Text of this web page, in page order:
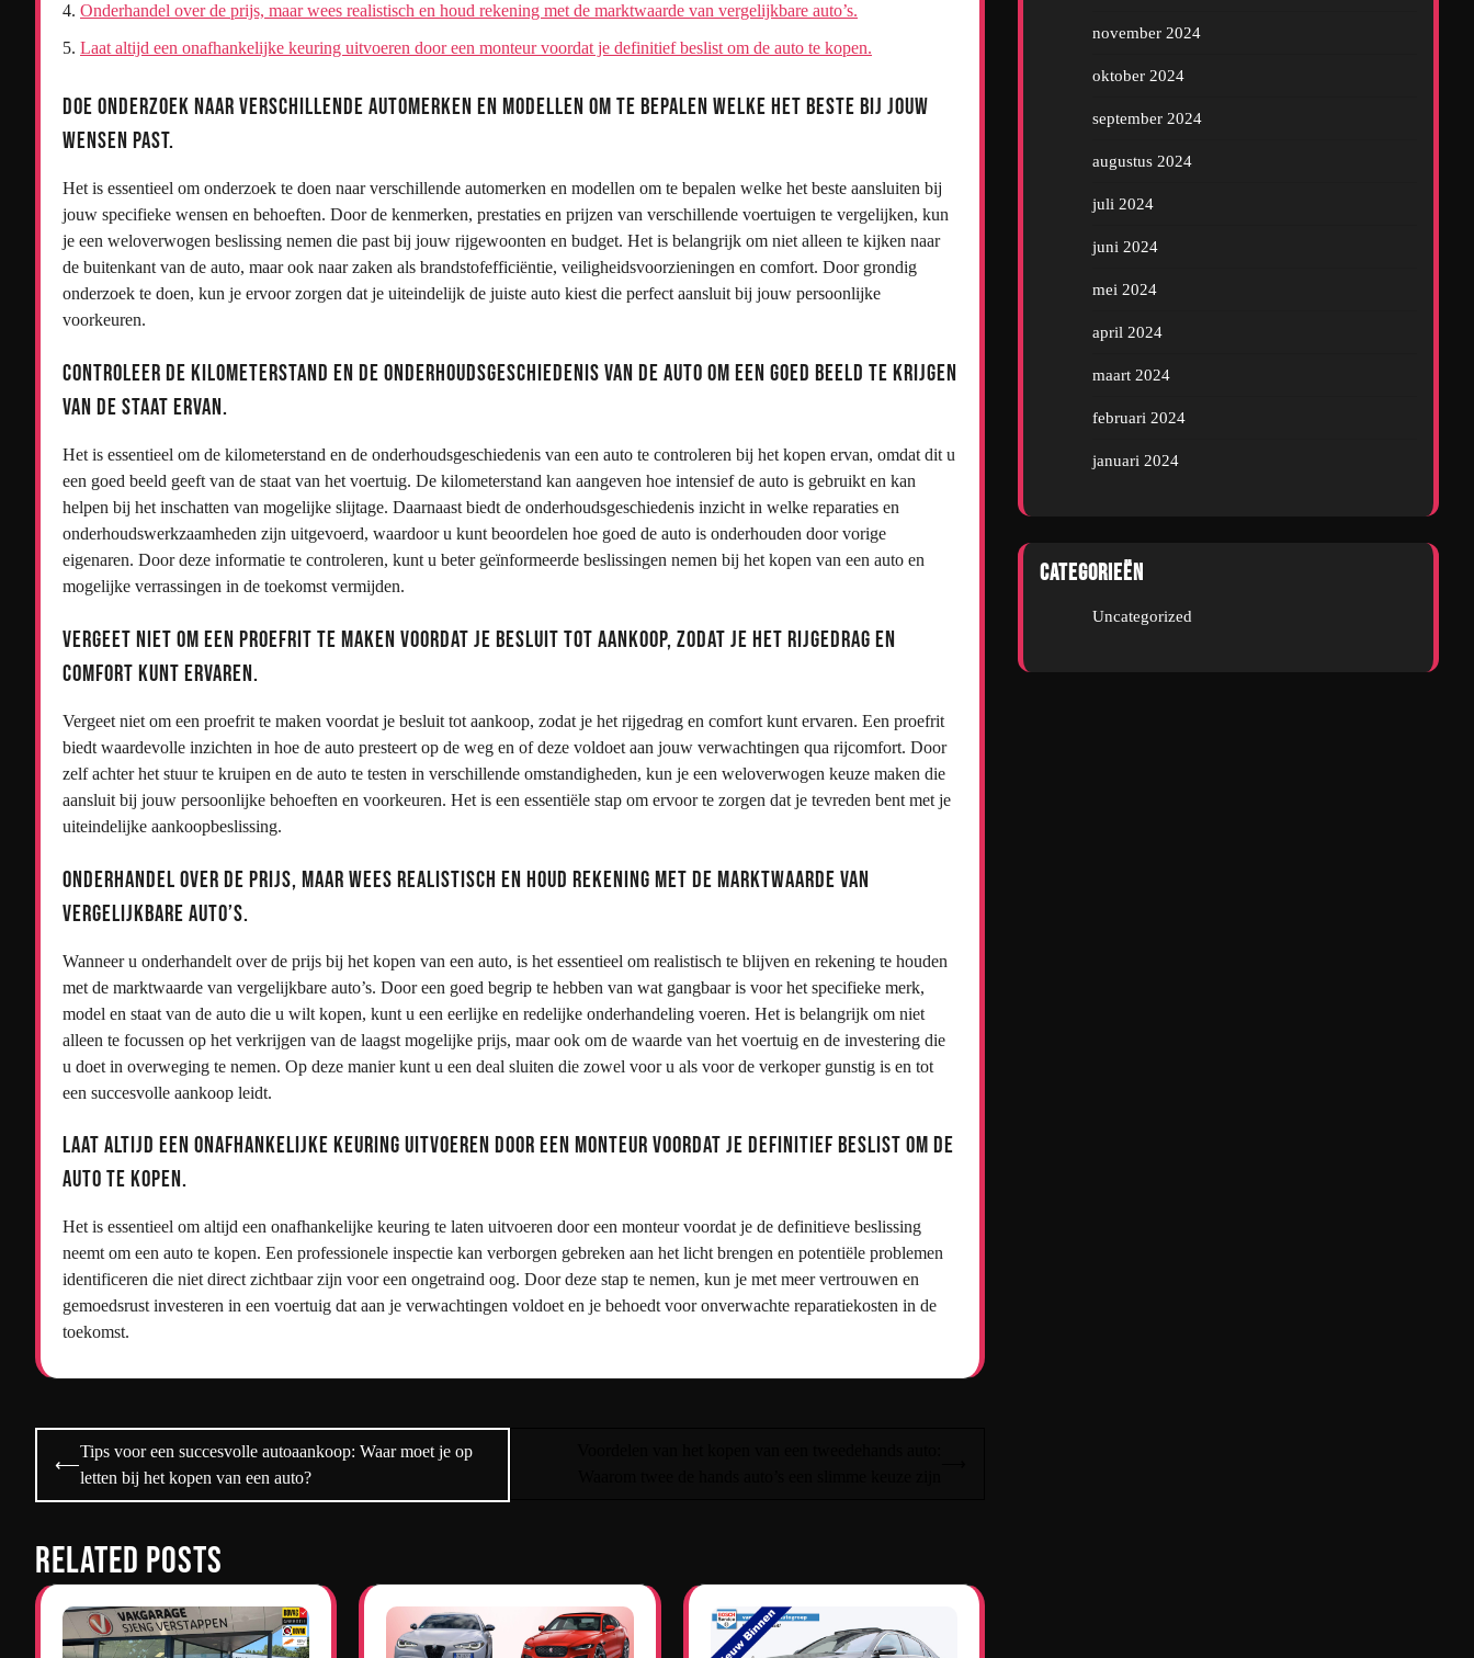
Onderhandel over de prijs, maar wees realistisch en houd rekening met de marktwaarde van vergelijkbare auto’s.
Laat altijd een onafhankelijke keuring uitvoeren door een monteur voordat je definitief beslist om de auto te kopen.
Doe onderzoek naar verschillende automerken en modellen om te bepalen welke het beste bij jouw
wensen past.
Het is essentieel om onderzoek te doen naar verschillende automerken en modellen om te bepalen welke het beste aansluiten bij
jouw specifieke wensen en behoeften. Door de kenmerken, prestaties en prijzen van verschillende voertuigen te vergelijken, kun
je een weloverwogen beslissing nemen die past bij jouw rijgewoonten en budget. Het is belangrijk om niet alleen te kijken naar
de buitenkant van de auto, maar ook naar zaken als brandstofefficiëntie, veiligheidsvoorzieningen en comfort. Door grondig
onderzoek te doen, kun je ervoor zorgen dat je uiteindelijk de juiste auto kiest die perfect aansluit bij jouw persoonlijke
voorkeuren.
Controleer de kilometerstand en de onderhoudsgeschiedenis van de auto om een goed beeld te krijgen
van de staat ervan.
Het is essentieel om de kilometerstand en de onderhoudsgeschiedenis van een auto te controleren bij het kopen ervan, omdat dit u
een goed beeld geeft van de staat van het voertuig. De kilometerstand kan aangeven hoe intensief de auto is gebruikt en kan
helpen bij het inschatten van mogelijke slijtage. Daarnaast biedt de onderhoudsgeschiedenis inzicht in welke reparaties en
onderhoudswerkzaamheden zijn uitgevoerd, waardoor u kunt beoordelen hoe goed de auto is onderhouden door vorige
eigenaren. Door deze informatie te controleren, kunt u beter geïnformeerde beslissingen nemen bij het kopen van een auto en
mogelijke verrassingen in de toekomst vermijden.
Vergeet niet om een proefrit te maken voordat je besluit tot aankoop, zodat je het rijgedrag en
comfort kunt ervaren.
Vergeet niet om een proefrit te maken voordat je besluit tot aankoop, zodat je het rijgedrag en comfort kunt ervaren. Een proefrit
biedt waardevolle inzichten in hoe de auto presteert op de weg en of deze voldoet aan jouw verwachtingen qua rijcomfort. Door
zelf achter het stuur te kruipen en de auto te testen in verschillende omstandigheden, kun je een weloverwogen keuze maken die
aansluit bij jouw persoonlijke behoeften en voorkeuren. Het is een essentiële stap om ervoor te zorgen dat je tevreden bent met je
uiteindelijke aankoopbeslissing.
Onderhandel over de prijs, maar wees realistisch en houd rekening met de marktwaarde van
vergelijkbare auto’s.
Wanneer u onderhandelt over de prijs bij het kopen van een auto, is het essentieel om realistisch te blijven en rekening te houden
met de marktwaarde van vergelijkbare auto’s. Door een goed begrip te hebben van wat gangbaar is voor het specifieke merk,
model en staat van de auto die u wilt kopen, kunt u een eerlijke en redelijke onderhandeling voeren. Het is belangrijk om niet
alleen te focussen op het verkrijgen van de laagst mogelijke prijs, maar ook om de waarde van het voertuig en de investering die
u doet in overweging te nemen. Op deze manier kunt u een deal sluiten die zowel voor u als voor de verkoper gunstig is en tot
een succesvolle aankoop leidt.
Laat altijd een onafhankelijke keuring uitvoeren door een monteur voordat je definitief beslist om de
auto te kopen.
Het is essentieel om altijd een onafhankelijke keuring te laten uitvoeren door een monteur voordat je de definitieve beslissing
neemt om een auto te kopen. Een professionele inspectie kan verborgen gebreken aan het licht brengen en potentiële problemen
identificeren die niet direct zichtbaar zijn voor een ongetraind oog. Door deze stap te nemen, kun je met meer vertrouwen en
gemoedsrust investeren in een voertuig dat aan je verwachtingen voldoet en je behoedt voor onverwachte reparatiekosten in de
toekomst.
Bericht
navigatie
⟵
Tips voor een succesvolle autoaankoop: Waar moet je op
letten bij het kopen van een auto?
Related Posts
november 2024
oktober 2024
september 2024
augustus 2024
juli 2024
juni 2024
mei 2024
april 2024
maart 2024
februari 2024
januari 2024
Categorieën
Uncategorized